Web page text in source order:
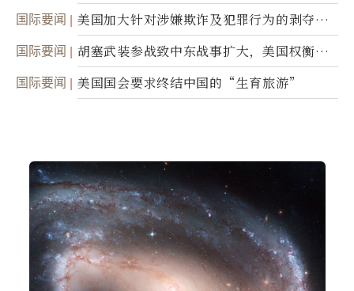
踪
国际要闻
美国加大针对涉嫌欺诈及犯罪行为的剥夺公
民权力度
国际要闻
胡塞武装参战致中东战事扩大，美国权衡地
面入侵的可能性
国际要闻 美国国会要求终结中国的“生育旅游”